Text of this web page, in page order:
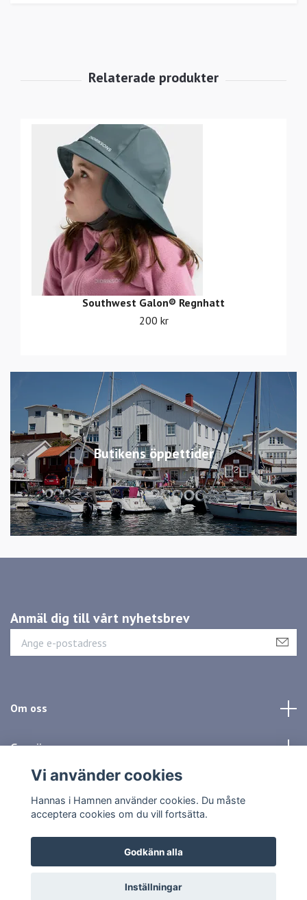
Butikens öppettider
Southwest Galon® Regnhatt
200 kr
Anmäl dig till vårt nyhetsbrev
Om oss
Genvägar
© 2026 Hannas i Hamnen
Vi använder cookies
Hannas i Hamnen använder cookies. Du måste
acceptera cookies om du vill fortsätta.
Godkänn alla
Inställningar